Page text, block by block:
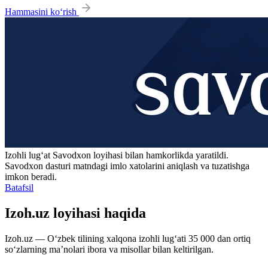
Hammasini ko‘rish
Izohli lugʻat Savodxon loyihasi bilan hamkorlikda yaratildi.
Savodxon dasturi matndagi imlo xatolarini aniqlash va tuzatishga
imkon beradi.
Batafsil
Izoh.uz loyihasi haqida
Izoh.uz — O‘zbek tilining xalqona izohli lug‘ati 35 000 dan ortiq
so‘zlarning ma’nolari ibora va misollar bilan keltirilgan.